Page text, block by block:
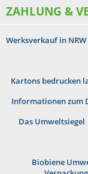
ZAHLUNG &
Werksverkauf in NRW
Kartons bedrucken
Informationen zum
Das Umweltsiegel
Biobiene